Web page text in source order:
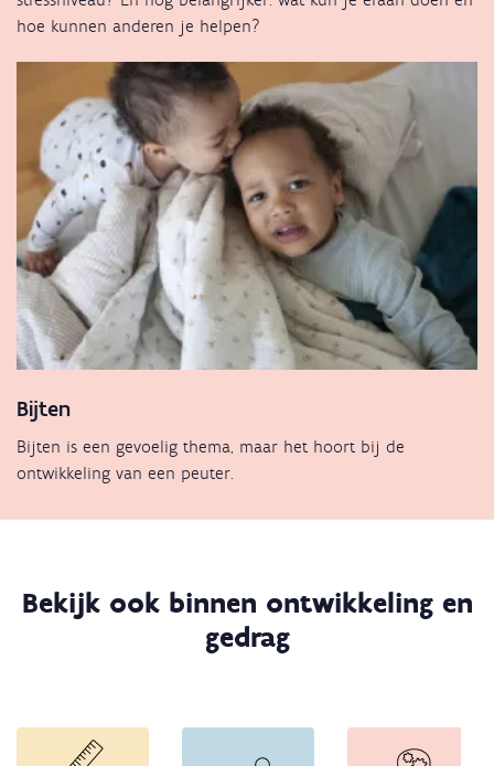
hoe kunnen anderen je helpen?
Bijten
Bijten is een gevoelig thema, maar het hoort bij de
ontwikkeling van een peuter.
Bekijk ook binnen ontwikkeling en
gedrag